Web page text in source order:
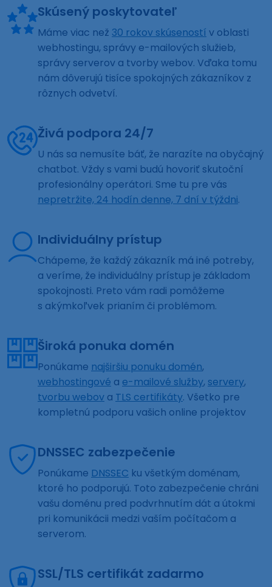
Skúsený poskytovateľ
Máme viac než 30 rokov skúseností v oblasti
webhostingu, správy e-mailových služieb,
správy serverov a tvorby webov. Vďaka tomu
nám dôverujú tisíce spokojných zákazníkov z
rôznych odvetví.
Živá podpora 24/7
U nás sa nemusíte báť, že narazíte na obyčajný
chatbot. Vždy s vami budú hovoriť skutoční
profesionálny operátori. Sme tu pre vás
nepretržite, 24 hodín denne, 7 dní v týždni.
Individuálny prístup
Chápeme, že každý zákazník má iné potreby,
a veríme, že individuálny prístup je základom
spokojnosti. Preto vám radi pomôžeme
s akýmkoľvek prianím či problémom.
Široká ponuka domén
Ponúkame najširšiu ponuku domén,
webhostingové a e-mailové služby, servery,
tvorbu webov a TLS certifikáty. Všetko pre
kompletnú podporu vašich online projektov
DNSSEC zabezpečenie
Ponúkame DNSSEC ku všetkým doménam,
ktoré ho podporujú. Toto zabezpečenie chráni
vašu doménu pred podvrhnutím dát a útokmi
pri komunikácii medzi vaším počítačom a
serverom.
SSL/TLS certifikát zadarmo